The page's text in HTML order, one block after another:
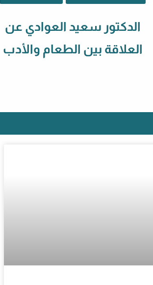
الدكتور سعيد العوادي عن
العلاقة بين الطعام والأدب